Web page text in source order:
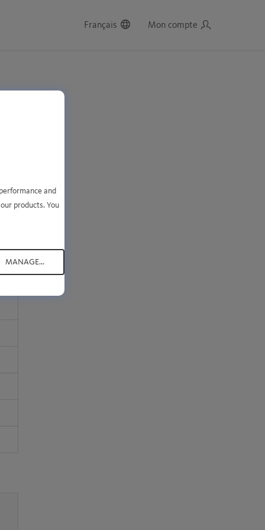
Français Mon compte
and
products. You
MANAGE...